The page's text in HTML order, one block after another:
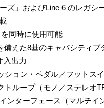
ズ」およびLine 6 のレガシ
同時に使用可能
備えた8基のキャパシティ
入出力
ション・ペダル／フットス
トループ（モノ／ステレオ
ンターフェース（マルチイ